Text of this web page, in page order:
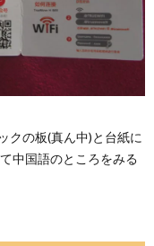
クの板(真ん中)と台紙に
中国語のところをみる